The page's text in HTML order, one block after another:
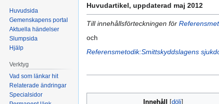
Hoppa
till
navigering
Hoppa
till
sök
Huvudartikel, uppdaterad maj 2012
Till innehållsförteckningen för
och
Referensmetodik:Smittskyddslagens
Innehåll
Huvudsida
Gemenskapens portal
Aktuella händelser
Slumpsida
Hjälp
Verktyg
Vad som länkar hit
Relaterade ändringar
Specialsidor